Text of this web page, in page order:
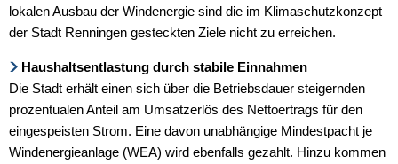
lokalen Ausbau der Windenergie sind die im Klimaschutzkonzept
der Stadt Renningen gesteckten Ziele nicht zu erreichen.
Haushaltsentlastung durch stabile Einnahmen
Die Stadt erhält einen sich über die Betriebsdauer steigernden
prozentualen Anteil am Umsatzerlös des Nettoertrags für den
eingespeisten Strom. Eine davon unabhängige Mindestpacht je
Windenergieanlage (WEA) wird ebenfalls gezahlt. Hinzu kommen